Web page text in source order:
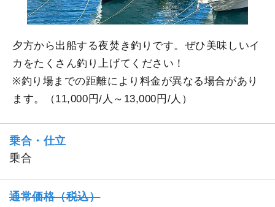
夕方から出船する夜焚き釣りです。ぜひ美味しいイ
カをたくさん釣り上げてください！
※釣り場までの距離により料金が異なる場合があり
ます。（11,000円/人～13,000円/人）
乗合・仕立
乗合
通常価格（税込）